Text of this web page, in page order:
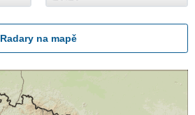
Radary na mapě